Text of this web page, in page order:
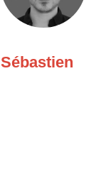
Sébastien